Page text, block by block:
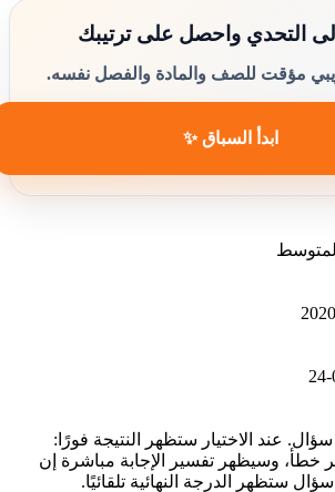
التحدي واحصل على ترتيبك
مؤقت للصف والمادة والفصل نفسه.
ابدأ السباق ✨
عند الاختيار ستظهر النتيجة فورًا:
خطأ، وسيظهر تفسير الإجابة مباشرة إن
ستظهر الدرجة النهائية تلقائيًا.